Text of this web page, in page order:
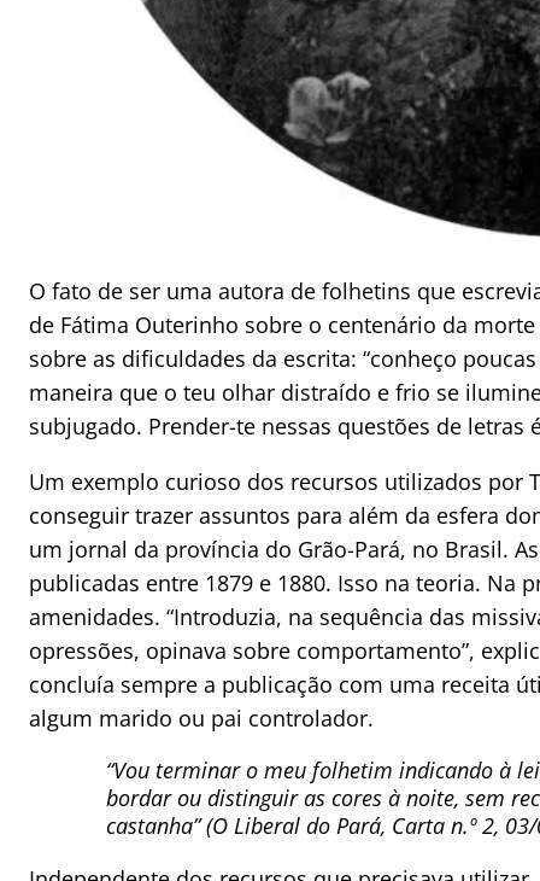
O fato de ser uma autora de folhetins que
de Fátima Outerinho sobre o centenário da
sobre as dificuldades da escrita: “conheço
maneira que o teu olhar distraído e frio se
subjugado. Prender-te nessas questões de letras
Um exemplo curioso dos recursos utilizados por
conseguir trazer assuntos para além da esfera
um jornal da província do Grão-Pará, no Brasil.
publicadas entre 1879 e 1880. Isso na teoria. Na
amenidades. “Introduzia, na sequência das
opressões, opinava sobre comportamento”,
concluía sempre a publicação com uma receita
algum marido ou pai controlador.
“Vou terminar o meu folhetim indicando à
bordar ou distinguir as cores à noite, sem
castanha”(O Liberal do Pará, Carta n.º 2,